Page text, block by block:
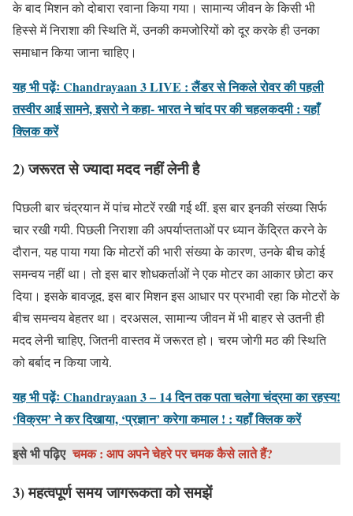
के बाद मिशन को दोबारा रवाना किया गया। सामान्य जीवन के किसी भी
हिस्से में निराशा की स्थिति में, उनकी कमजोरियों को दूर करके ही उनका
समाधान किया जाना चाहिए।
यह भी पढ़ेंः Chandrayaan 3 LIVE : लैंडर से निकले रोवर की पहली
तस्वीर आई सामने, इसरो ने कहा- भारत ने चांद पर की चहलकदमी :यहाँ
क्लिक करें
2) जरूरत से ज्यादा मदद नहीं लेनी है
पिछली बार चंद्रयान में पांच मोटरें रखी गई थीं. इस बार इनकी संख्या सिर्फ
चार रखी गयी. पिछली निराशा की अपर्याप्तताओं पर ध्यान केंद्रित करने के
दौरान, यह पाया गया कि मोटरों की भारी संख्या के कारण, उनके बीच कोई
समन्वय नहीं था। तो इस बार शोधकर्ताओं ने एक मोटर का आकार छोटा कर
दिया। इसके बावजूद, इस बार मिशन इस आधार पर प्रभावी रहा कि मोटरों के
बीच समन्वय बेहतर था। दरअसल, सामान्य जीवन में भी बाहर से उतनी ही
मदद लेनी चाहिए, जितनी वास्तव में जरूरत हो। चरम जोगी मठ की स्थिति
को बर्बाद न किया जाये.
यह भी पढ़ेंः Chandrayaan 3 – 14 दिन तक पता चलेगा चंद्रमा का रहस्य!
‘विक्रम’ ने कर दिखाया, ‘प्रज्ञान’ करेगा कमाल ! :यहाँ क्लिक करें
इसे भी पढ़िए चमक : आप अपने चेहरे पर चमक कैसे लाते हैं?
3) महत्वपूर्ण समय जागरूकता को समझें